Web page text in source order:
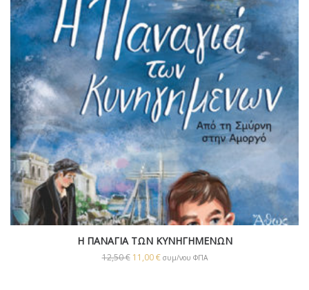
Η ΠΑΝΑΓΙΑ ΤΩΝ ΚΥΝΗΓΗΜΕΝΩΝ
12,50€ 11,00€ συμ/νου ΦΠΑ